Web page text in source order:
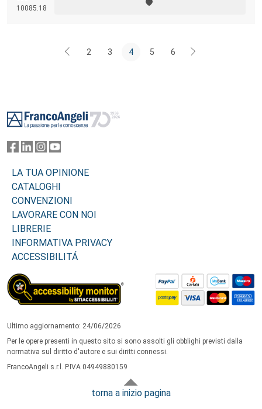
esperienze utenti positive, come requisito da considerare all’interno del
processo di progettazione dei sistemi ospedalieri.
10085.18
2 3 4 5 6
LA TUA OPINIONE
CATALOGHI
CONVENZIONI
LAVORARE CON NOI
LIBRERIE
INFORMATIVA PRIVACY
ACCESSIBILITÁ
Ultimo aggiornamento: 24/06/2026
Per le opere presenti in questo sito si sono assolti gli obblighi previsti dalla
normativa sul diritto d'autore e sui diritti connessi.
FrancoAngeli s.r.l. P.IVA 04949880159
torna a inizio pagina